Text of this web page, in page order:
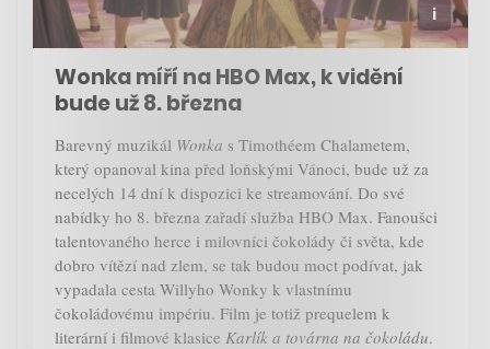
Wonka míří na HBO Max, k vidění
bude už 8. března
Barevný muzikál Wonka s Timothéem Chalametem,
který opanoval kina před loňskými Vánoci, bude už za
necelých 14 dní k dispozici ke streamování. Do své
nabídky ho 8. března zařadí služba HBO Max. Fanoušci
talentovaného herce i milovníci čokolády či světa, kde
dobro vítězí nad zlem, se tak budou moct podívat, jak
vypadala cesta Willyho Wonky k vlastnímu
čokoládovému impériu. Film je totiž prequelem k
literární i filmové klasice Karlík a továrna na čokoládu.